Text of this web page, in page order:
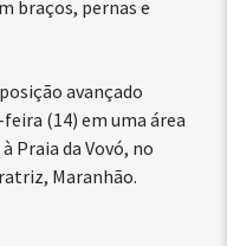
braços, pernas e
avançado
(14) em uma área
Praia da Vovó, no
Maranhão.